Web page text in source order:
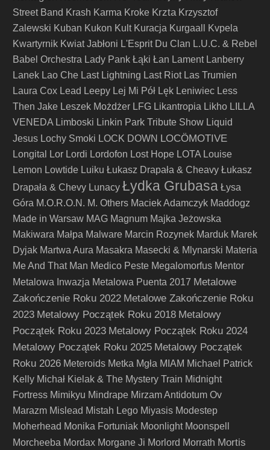
Street Band Krash Karma Kroke Krzta Krzysztof
Zalewski Kuban Kukon Kult Kuracja Kurgaall
Kvpela
Kwartyrnik Kwiat Jabłoni L'Esprit Du Clan L.U.C. & Rebel
Babel Orchestra Lady Pank Łąki Łan Lament Lanberry
Lanek Lao Che Last Lightning Last Riot Las Trumien
Laura Cox Lead Leepy Lej Mi Pół Lęk Leniwiec Less
Then Jake Leszek Możdżer LFG Likantropia Likho LILLA
VENEDA Limboski Linkin Park Tribute Show Liquid
Jesus Lochy Smoki LOCK DOWN LOCÖMOTIVE
Longital Lor Lordi Lordofon Lost Hope LOTA Louise
Lemon Lowtide Luiku Łukasz Drapała & Cheavy Łukasz
Drapała & Chevy Lunacy Łydka Grubasa Łysa
Góra M.O.R.O.N. M. Others Maciek Adamczyk Maddogz
Made in Warsaw MAG Magnum Majka Jeżowska
Makiwara Małpa Malware Marcin Rozynek Marduk Marek
Dyjak Martwa Aura Masakra Masecki & Mlynarski Materia
Me And That Man Medico Peste Megalomorfus Mentor
Metalowa Inwazja Metalowa Puenta 2017 Metalowe
Zakończenie Roku 2022 Metalowe Zakończenie Roku
2023 Metalowy Początek Roku 2018 Metalowy
Początek Roku 2023 Metalowy Początek Roku 2024
Metalowy Początek Roku 2025 Metalowy Początek
Roku 2026 Meteroids Metka Mgła MIAM Michael Patrick
Kelly Michał Kielak & The Mystery Train Midnight
Fortress Mimikyu Mindrape Mirzam Antidotum Ov
Marazm Mislead Mistah Lego Miyasis Modestep
Moherhead Monika Fortuniak Moonlight Moonspell
Morcheeba Mordax Morgane Ji Morlord Morrath Mortis